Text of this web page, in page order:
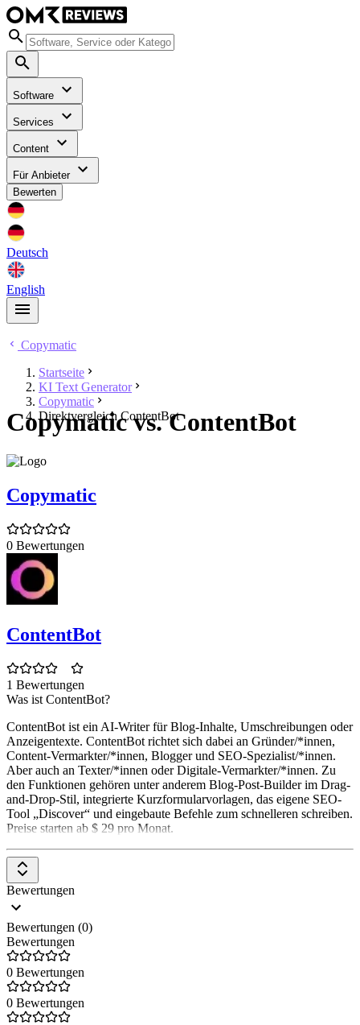
Software
Services
Content
Für Anbieter
Bewerten
Deutsch
English
Copymatic
Startseite
KI Text Generator
Copymatic
Direktvergleich ContentBot
Copymatic vs. ContentBot
Copymatic
0 Bewertungen
ContentBot
1 Bewertungen
Was ist ContentBot?
ContentBot ist ein AI-Writer für Blog-Inhalte, Umschreibungen oder
Anzeigentexte. ContentBot richtet sich dabei an Gründer/*innen,
Content-Vermarkter/*innen, Blogger und SEO-Spezialist/*innen.
Aber auch an Texter/*innen oder Digitale-Vermarkter/*innen. Zu
den Funktionen gehören unter anderem Blog-Post-Builder im Drag-
and-Drop-Stil, integrierte Kurzformularvorlagen, das eigene SEO-
Tool „Discover“ und eingebaute Befehle zum schnelleren schreiben.
Preise starten ab $ 29 pro Monat.
Bewertungen
Bewertungen (0)
Bewertungen
0 Bewertungen
0 Bewertungen